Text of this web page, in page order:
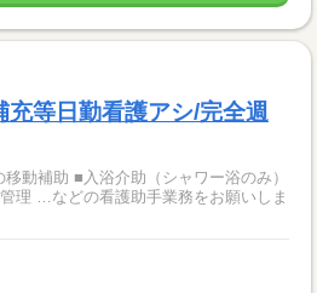
等日勤看護アシ/完全週
動補助 ■入浴介助（シャワー浴のみ）
理 …などの看護助手業務をお願いしま